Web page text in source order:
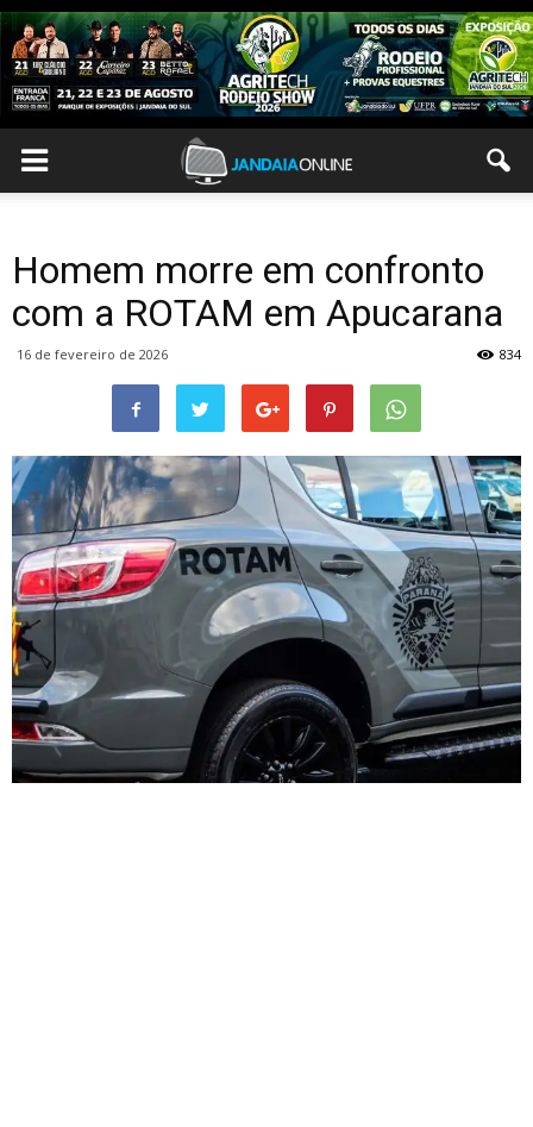
Homem morre em confronto
com a ROTAM em Apucarana
16 de fevereiro de 2026 834